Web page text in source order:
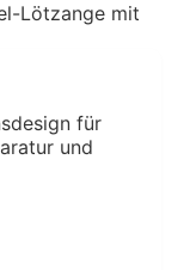
Lötzange mit